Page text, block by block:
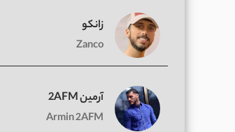
زانکو
Zanco
آرمین 2AFM
Armin 2AFM